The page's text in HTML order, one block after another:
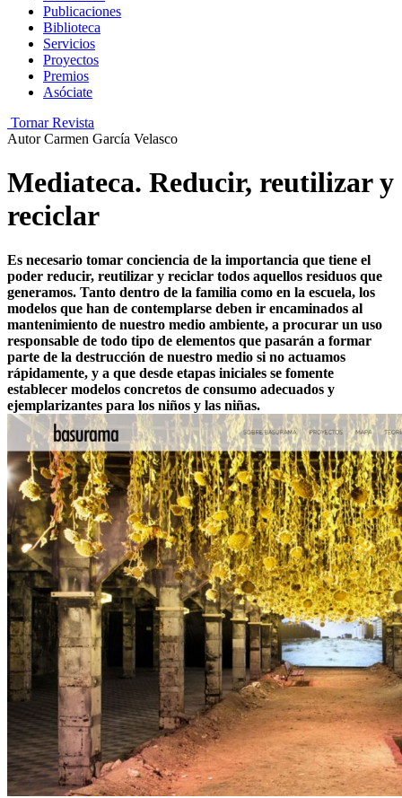
Publicaciones
Biblioteca
Servicios
Proyectos
Premios
Asóciate
Tornar Revista
Autor Carmen García Velasco
Mediateca. Reducir, reutilizar y
reciclar
Es necesario tomar conciencia de la importancia que tiene el
poder reducir, reutilizar y reciclar todos aquellos residuos que
generamos. Tanto dentro de la familia como en la escuela, los
modelos que han de contemplarse deben ir encaminados al
mantenimiento de nuestro medio ambiente, a procurar un uso
responsable de todo tipo de elementos que pasarán a formar
parte de la destrucción de nuestro medio si no actuamos
rápidamente, y a que desde etapas iniciales se fomente
establecer modelos concretos de consumo adecuados y
ejemplarizantes para los niños y las niñas.